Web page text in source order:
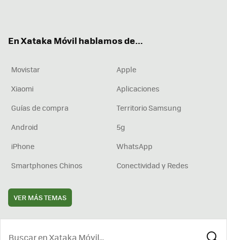
En Xataka Móvil hablamos de...
Movistar
Apple
Xiaomi
Aplicaciones
Guías de compra
Territorio Samsung
Android
5g
iPhone
WhatsApp
Smartphones Chinos
Conectividad y Redes
VER MÁS TEMAS